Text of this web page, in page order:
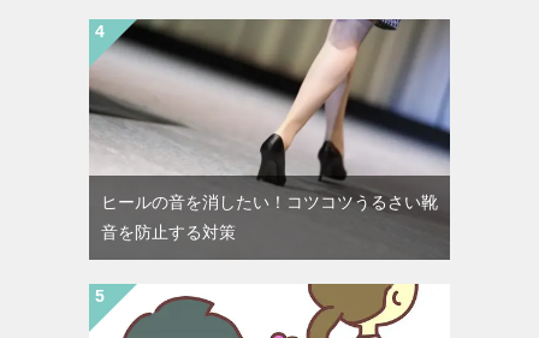
ヒールの音を消したい！コツコツうるさい靴
音を防止する対策